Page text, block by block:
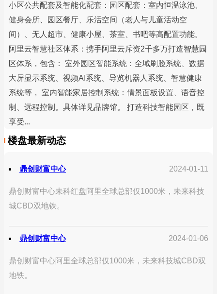
小区公共配套及智能化配套：园区配套：室内恒温泳池、
健身会所、园区餐厅、乐活空间（老人与儿童活动空
间）、无人超市、健康小屋、茶室、书吧等高配置功能。
阿里云智慧社区体系：携手阿里云斥资2千多万打造智慧园
区体系，包含： 室外园区智能系统：全域刷脸系统、数据
大屏显示系统、视频AI系统、导览机器人系统、智慧健康
系统等， 室内智能家居控制系统：情景面板设置、语音控
制、远程控制。具体详见品牌馆。 打造科技智能园区，既
享受...
楼盘最新动态
鼎创财富中心 2024-01-11
鼎创财富中心未科红盘阿里全球总部仅1000米，未来科技
城CBD双地铁。
鼎创财富中心 2024-01-06
鼎创财富中心阿里全球总部仅1000米，未来科技城CBD双
地铁。